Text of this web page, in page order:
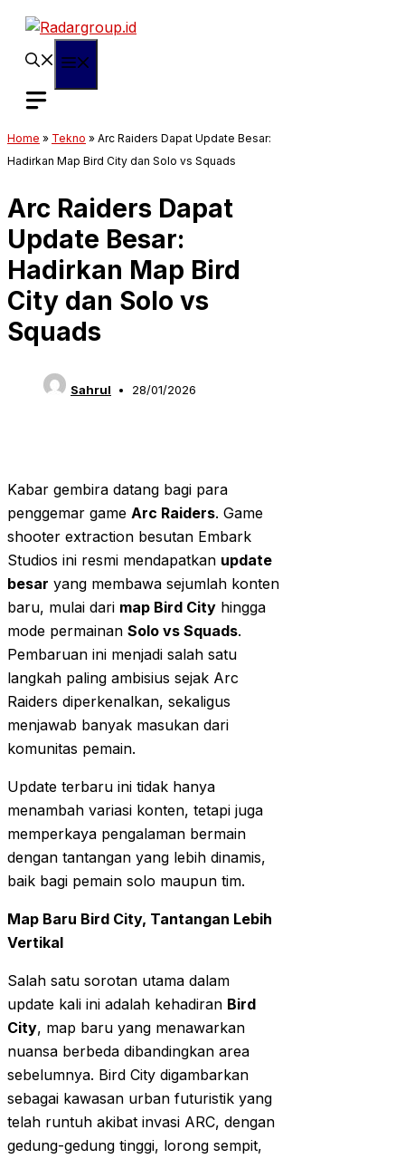
Langsung
Home » Tekno » Arc Raiders Dapat Update Besar:
Hadirkan Map Bird City dan Solo vs Squads
Arc Raiders Dapat
Update Besar:
Hadirkan Map Bird
City dan Solo vs
Squads
Sahrul 28/01/2026
Kabar gembira datang bagi para
penggemar game Arc Raiders. Game
shooter extraction besutan Embark
Studios ini resmi mendapatkan update
besar yang membawa sejumlah konten
baru, mulai dari map Bird City hingga
mode permainan Solo vs Squads.
Pembaruan ini menjadi salah satu
langkah paling ambisius sejak Arc
Raiders diperkenalkan, sekaligus
menjawab banyak masukan dari
komunitas pemain.
Update terbaru ini tidak hanya
menambah variasi konten, tetapi juga
memperkaya pengalaman bermain
dengan tantangan yang lebih dinamis,
baik bagi pemain solo maupun tim.
Map Baru Bird City, Tantangan Lebih
Vertikal
Salah satu sorotan utama dalam
update kali ini adalah kehadiran Bird
City, map baru yang menawarkan
nuansa berbeda dibandingkan area
sebelumnya. Bird City digambarkan
sebagai kawasan urban futuristik yang
telah runtuh akibat invasi ARC, dengan
gedung-gedung tinggi, lorong sempit,